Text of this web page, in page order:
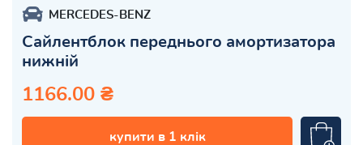
MERCEDES-BENZ
Сайлентблок переднього амортизатора
нижній
1166.00 ₴
купити в 1 клік